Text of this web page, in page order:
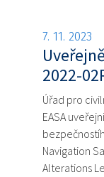
7. 11. 2023
2022-
Úřad pro
EASA
Navigation
Alterations